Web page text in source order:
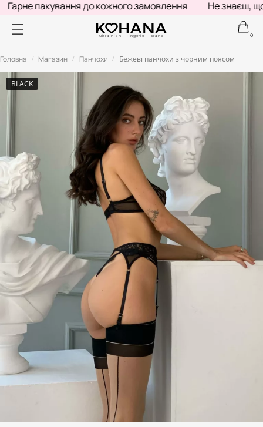
пакування до кожного замовлення Не знаєш, що
ukrainian lingerie brand 0
Головна / Магазин / Панчохи / Бежеві панчохи з чорним поясом
BLACK